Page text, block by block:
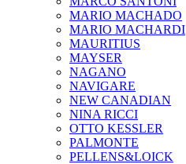
MARIO MACHADO
MARIO MACHARDI
MAURITIUS
MAYSER
NAGANO
NAVIGARE
NEW CANADIAN
NINA RICCI
OTTO KESSLER
PALMONTE
PELLENS&LOICK